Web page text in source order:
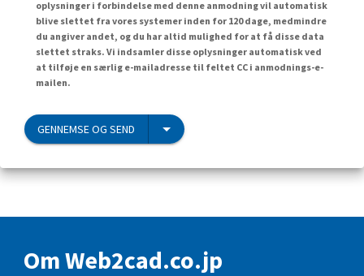
oplysninger i forbindelse med denne anmodning vil automatisk
blive slettet fra vores systemer inden for 120 dage, medmindre
du angiver andet, og du har altid mulighed for at få disse data
slettet straks. Vi indsamler disse oplysninger automatisk ved
at tilføje en særlig e-mailadresse til feltet CC i anmodnings-e-
mailen.
GENNEMSE OG SEND
Om Web2cad.co.jp